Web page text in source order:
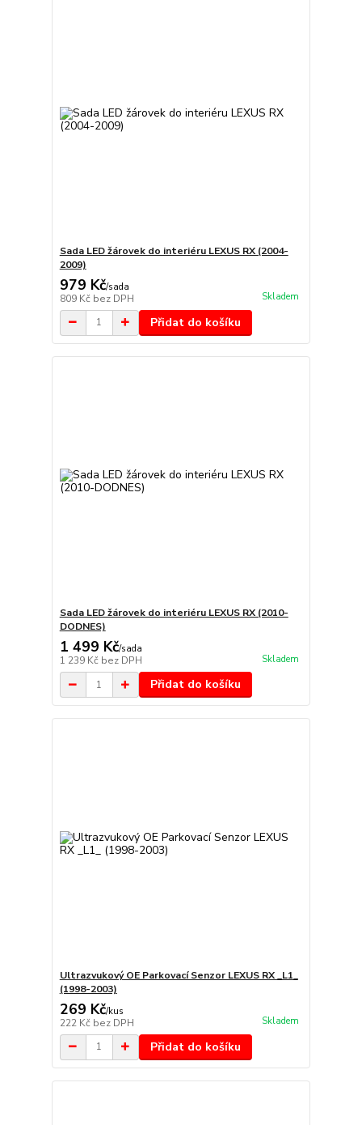
Sada LED žárovek do interiéru LEXUS RX (2004-
2009)
979 Kč/sada
809 Kč bez DPH Skladem
Přidat do košíku
Sada LED žárovek do interiéru LEXUS RX (2010-
DODNES)
1 499 Kč/sada
1 239 Kč bez DPH Skladem
Přidat do košíku
Ultrazvukový OE Parkovací Senzor LEXUS RX _L1_
(1998-2003)
269 Kč/kus
222 Kč bez DPH Skladem
Přidat do košíku